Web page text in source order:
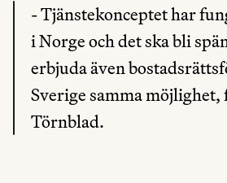
- Tjänstekonceptet har
i Norge och det ska bli
erbjuda även
Sverige samma
Törnblad.